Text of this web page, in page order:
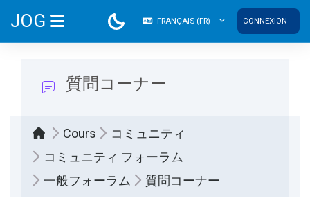
JOG
PANNEAU LATÉRAL
FRANÇAIS ‎(FR)‎ CONNEXION
質問コーナー
Cours
コミュニティ
コミュニティ フォーラム
一般フォーラム
質問コーナー